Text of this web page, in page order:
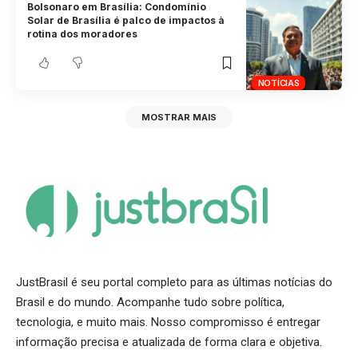
NOTÍCIAS
Bolsonaro em Brasília: Condomínio
Solar de Brasília é palco de impactos à
rotina dos moradores
MOSTRAR MAIS
JustBrasil é seu portal completo para as últimas notícias do
Brasil e do mundo. Acompanhe tudo sobre política,
tecnologia, e muito mais. Nosso compromisso é entregar
informação precisa e atualizada de forma clara e objetiva.